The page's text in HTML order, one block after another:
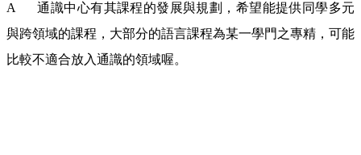
A 通識中心有其課程的發展與規劃，希望能提供同學多元
與跨領域的課程，大部分的語言課程為某一學門之專精，可能
比較不適合放入通識的領域喔。